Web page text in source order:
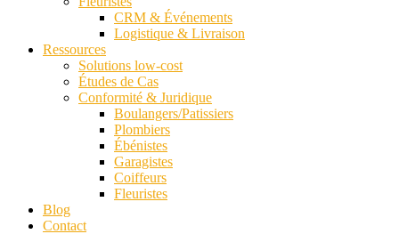
CRM & Événements
Logistique & Livraison
Ressources
Solutions low-cost
Études de Cas
Conformité & Juridique
Boulangers/Patissiers
Plombiers
Ébénistes
Garagistes
Coiffeurs
Fleuristes
Blog
Contact